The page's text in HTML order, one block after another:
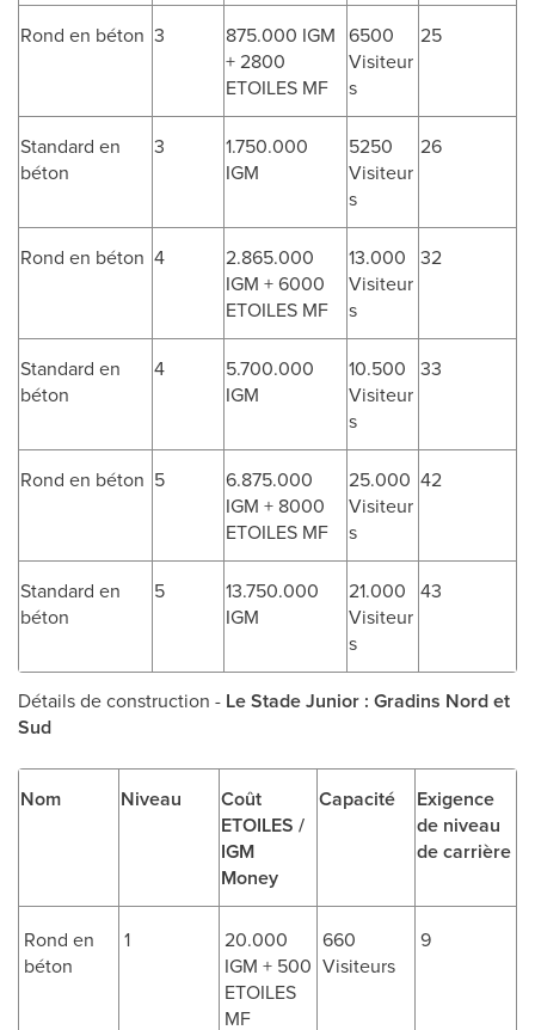
Rond en béton 3
875.000 IGM
+ 2800
ETOILES MF
6500
Visiteur
s
25
Standard en
béton
3
1.750.000
IGM
5250
Visiteur
s
26
Rond en béton 4
2.865.000
IGM + 6000
ETOILES MF
13.000
Visiteur
s
32
Standard en
béton
4
5.700.000
IGM
10.500
Visiteur
s
33
Rond en béton 5
6.875.000
IGM + 8000
ETOILES MF
25.000
Visiteur
s
42
Standard en
béton
5
13.750.000
IGM
21.000
Visiteur
s
43
Détails de construction - Le Stade Junior : Gradins Nord et
Sud
Nom Niveau
Coût
ETOILES /
IGM
Money
Capacité
Exigence
de niveau
de carrière
Rond en
béton
1
20.000
IGM + 500
ETOILES
MF
660
Visiteurs
9